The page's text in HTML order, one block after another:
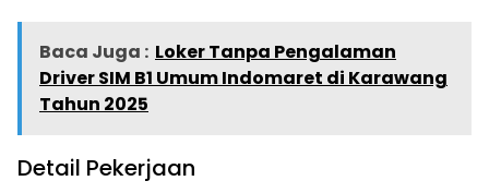
Baca Juga : Loker Tanpa Pengalaman
Driver SIM B1 Umum Indomaret di Karawang
Tahun 2025
Detail Pekerjaan